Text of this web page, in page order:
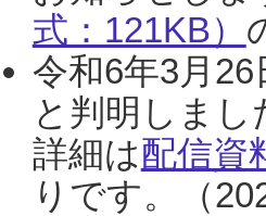
式：121KB）
令和6年3月
と判明しま
詳細は配信資
りです。（